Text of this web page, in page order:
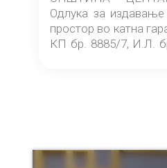
Одлука за издавање
простор во катна
КП бр. 8885/7, И.Л.
понудувач.